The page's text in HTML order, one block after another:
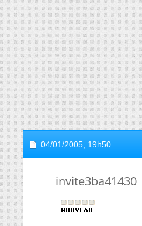
04/01/2005, 19h50
invite3ba41430